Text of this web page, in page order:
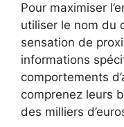
Pour maximiser
utiliser le nom du
sensation de
informations
comportements
comprenez leurs
des milliers